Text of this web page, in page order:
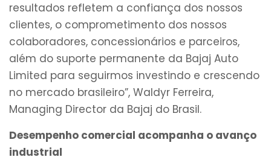
resultados refletem a confiança dos nossos
clientes, o comprometimento dos nossos
colaboradores, concessionários e parceiros,
além do suporte permanente da Bajaj Auto
Limited para seguirmos investindo e crescendo
no mercado brasileiro”, Waldyr Ferreira,
Managing Director da Bajaj do Brasil.
Desempenho comercial acompanha o avanço
industrial